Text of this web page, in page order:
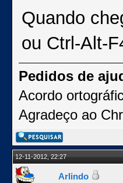
Quando
ou Ctrl-Alt-
Pedidos de
Acordo
Agradeço ao
12-11-2012, 22:27
Arlindo